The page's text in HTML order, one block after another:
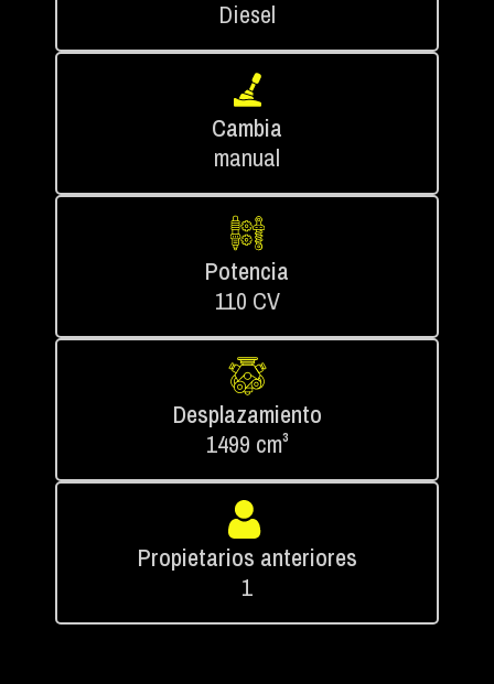
Diesel
Cambia
manual
Potencia
110 CV
Desplazamiento
1499 cm³
Propietarios anteriores
1